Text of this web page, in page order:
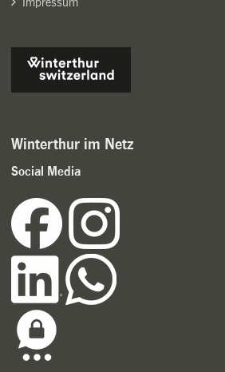
Winterthur im Netz
Social Media